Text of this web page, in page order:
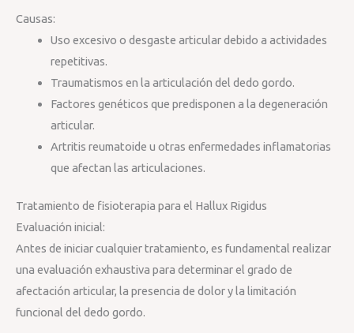
Causas:
Uso excesivo o desgaste articular debido a actividades
repetitivas.
Traumatismos en la articulación del dedo gordo.
Factores genéticos que predisponen a la degeneración
articular.
Artritis reumatoide u otras enfermedades inflamatorias
que afectan las articulaciones.
Tratamiento de fisioterapia para el Hallux Rigidus
Evaluación inicial:
Antes de iniciar cualquier tratamiento, es fundamental realizar
una evaluación exhaustiva para determinar el grado de
afectación articular, la presencia de dolor y la limitación
funcional del dedo gordo.